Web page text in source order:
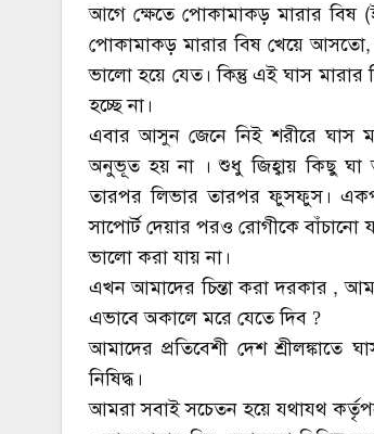
আগে ক্ষেতে পোকামাকড় মারার বিষ
পোকামাকড় মারার বিষ খেয়ে
ভালো হয়ে যেত। কিন্তু এই ঘাস মারার
হচ্ছে না।
এবার আসুন জেনে নিই শরীরে ঘাস
অনুভূত হয় না । শুধু জিহ্বায় কিছু ঘা
তারপর লিভার তারপর ফুসফুস।
সাপোর্ট দেয়ার পরও রোগীকে
ভালো করা যায় না।
এখন আমাদের চিন্তা করা দরকার ,
এভাবে অকালে মরে যেতে দিব ?
আমাদের প্রতিবেশী দেশ শ্রীলঙ্কাতে
নিষিদ্ধ।
আমরা সবাই সচেতন হয়ে যথাযথ